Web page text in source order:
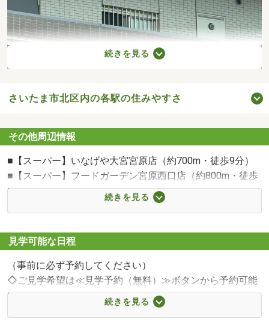
ミニストップさいたま奈良町店まで500m 徒歩7分
続きを見る
さいたま市北区内の各駅の住みやすさ
その他周辺情報
■【スーパー】いなげや大宮宮原店（約700m・徒歩9分）
■【スーパー】フードガーデン宮原西口店（約800m・徒歩
10分）
■【コンビニ】セブンイレブン大宮奈良町店（約130m・徒
■【コンビニ】ミニストップさいたま奈良町店（約500m・
徒歩7分）
■【ドラッグストア】ドラッグセイムス奈良町店（約
50m・徒歩1分）
■【ドラッグストア】ウエルシアさいたま奈良町店（約
続きを見る
見学可能な日程
（事前に必ず予約してください）
◇ご見学希望は≪見学予約（無料）≫ボタンから予約可能
です◇
当日見学希望の際は、電話ボタン（青色）からお気軽にご
続きを見る